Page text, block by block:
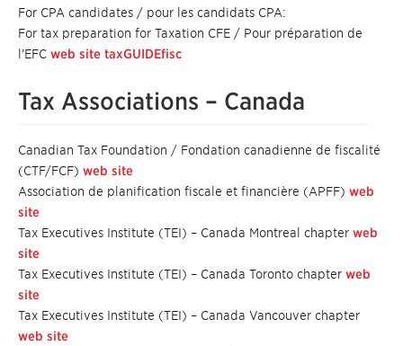
For CPA candidates / pour les candidats CPA:
For tax preparation for Taxation CFE / Pour préparation de
l’EFC web site taxGUIDEfisc
Tax Associations – Canada
Canadian Tax Foundation / Fondation canadienne de fiscalité
(CTF/FCF) web site
Association de planification fiscale et financière (APFF) web
site
Tax Executives Institute (TEI) – Canada Montreal chapter web
site
Tax Executives Institute (TEI) – Canada Toronto chapter web
site
Tax Executives Institute (TEI) – Canada Vancouver chapter
web site